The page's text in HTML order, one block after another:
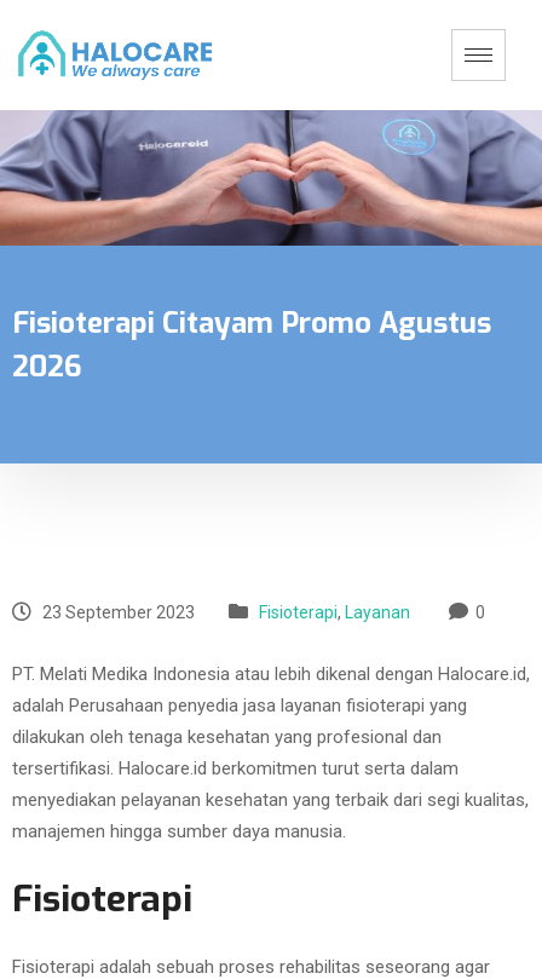
Fisioterapi Citayam Promo Agustus
2026
23 September 2023 Fisioterapi, Layanan 0
PT. Melati Medika Indonesia atau lebih dikenal dengan Halocare.id,
adalah Perusahaan penyedia jasa layanan fisioterapi yang
dilakukan oleh tenaga kesehatan yang profesional dan
tersertifikasi. Halocare.id berkomitmen turut serta dalam
menyediakan pelayanan kesehatan yang terbaik dari segi kualitas,
manajemen hingga sumber daya manusia.
Fisioterapi
Fisioterapi adalah sebuah proses rehabilitas seseorang agar